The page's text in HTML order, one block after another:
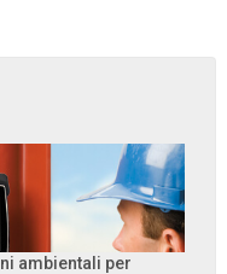
ambientali per